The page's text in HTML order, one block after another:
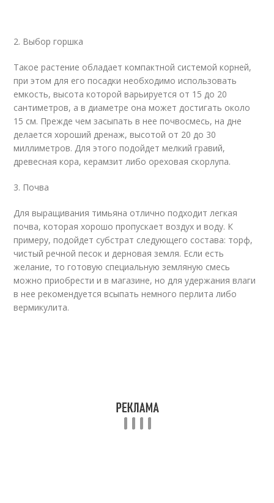
2. Выбор горшка
Такое растение обладает компактной системой корней,
при этом для его посадки необходимо использовать
емкость, высота которой варьируется от 15 до 20
сантиметров, а в диаметре она может достигать около
15 см. Прежде чем засыпать в нее почвосмесь, на дне
делается хороший дренаж, высотой от 20 до 30
миллиметров. Для этого подойдет мелкий гравий,
древесная кора, керамзит либо ореховая скорлупа.
3. Почва
Для выращивания тимьяна отлично подходит легкая
почва, которая хорошо пропускает воздух и воду. К
примеру, подойдет субстрат следующего состава: торф,
чистый речной песок и дерновая земля. Если есть
желание, то готовую специальную земляную смесь
можно приобрести и в магазине, но для удержания влаги
в нее рекомендуется всыпать немного перлита либо
вермикулита.